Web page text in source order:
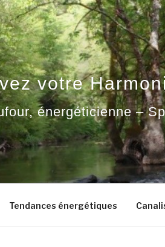
votre
énergéticienne –
Tendances énergétiques